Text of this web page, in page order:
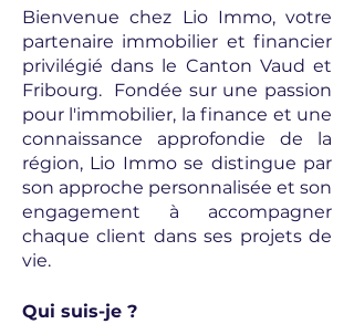
Bienvenue chez Lio Immo, votre
partenaire immobilier et financier
privilégié dans le Canton Vaud et
Fribourg. Fondée sur une passion
pour l'immobilier, la finance et une
connaissance approfondie de la
région, Lio Immo se distingue par
son approche personnalisée et son
engagement à accompagner
chaque client dans ses projets de
vie.
Qui suis-je ?